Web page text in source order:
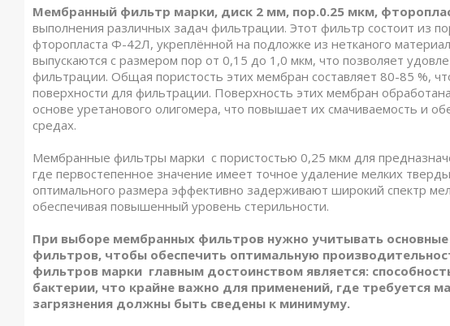
Мембранный фильтр марки, диск 2 мм, пор.0.25 мкм,
выполнения различных задач фильтрации. Этот фильтр состоит из
фторопласта Ф-42Л, укреплённой на подложке из нетканого
выпускаются с размером пор от 0,15 до 1,0 мкм, что позволяет
фильтрации. Общая пористость этих мембран составляет 80-85 %,
поверхности для фильтрации. Поверхность этих мембран
основе уретанового олигомера, что повышает их смачиваемость и
средах.
Мембранные фильтры марки с пористостью 0,25 мкм для
где первостепенное значение имеет точное удаление мелких
оптимального размера эффективно задерживают широкий спектр
обеспечивая повышенный уровень стерильности.
При выборе мембранных фильтров нужно учитывать
фильтров, чтобы обеспечить оптимальную
фильтров марки главным достоинством является:
бактерии, что крайне важно для применений, где требуется
загрязнения должны быть сведены к минимуму.